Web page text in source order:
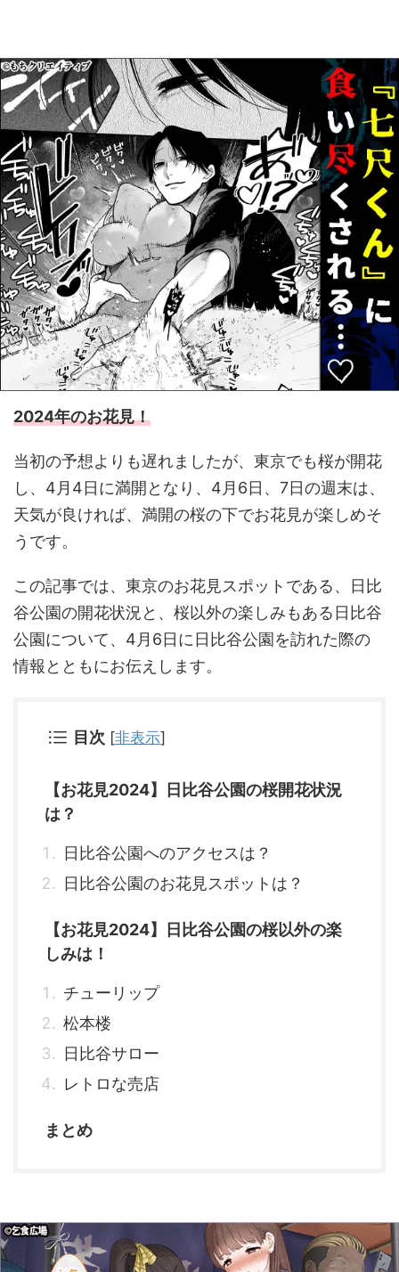
2024年のお花見！
当初の予想よりも遅れましたが、東京でも桜が開花
し、4月4日に満開となり、4月6日、7日の週末は、
天気が良ければ、満開の桜の下でお花見が楽しめそ
うです。
この記事では、東京のお花見スポットである、日比
谷公園の開花状況と、桜以外の楽しみもある日比谷
公園について、4月6日に日比谷公園を訪れた際の
情報とともにお伝えします。
目次 [非表示]
【お花見2024】日比谷公園の桜開花状況
は？
日比谷公園へのアクセスは？
日比谷公園のお花見スポットは？
【お花見2024】日比谷公園の桜以外の楽
しみは！
チューリップ
松本楼
日比谷サロー
レトロな売店
まとめ